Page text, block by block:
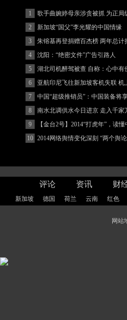
1
歌手曲婉婷母亲涉贪被抓 为正局
2
新加坡“国父”李光耀的中国情缘
3
朱镕基再登捐赠百杰榜 两年总计
4
沈阳：“绝密文件”广告引路人
5
湖北司机醉驾被查 自称：心中有
(图)
6
亚航印尼飞往新加坡客机失联 机
客
7
中国“超级推销员”：中国装备将
8
南水北调供水今日进京 走入千家
9
【金台2号】2014“打虎年”，读
10 2014网络舆情变化深刻 “两个舆
评论 资讯 财
新加坡 德国 荷兰 云南 红色
网站